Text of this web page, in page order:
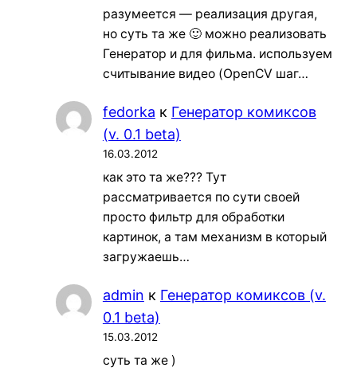
разумеется — реализация другая,
но суть та же 🙂 можно реализовать
Генератор и для фильма. используем
считывание видео (OpenCV шаг…
fedorka к Генератор комиксов
(v. 0.1 beta)
16.03.2012
как это та же??? Тут
рассматривается по сути своей
просто фильтр для обработки
картинок, а там механизм в который
загружаешь…
admin к Генератор комиксов (v.
0.1 beta)
15.03.2012
суть та же )